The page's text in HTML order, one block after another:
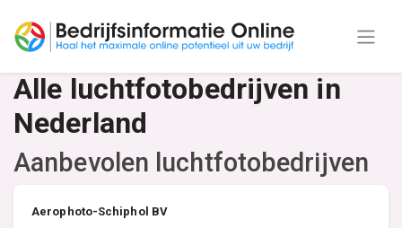
Alle luchtfotobedrijven in
Nederland
Aanbevolen luchtfotobedrijven
Aerophoto-Schiphol BV